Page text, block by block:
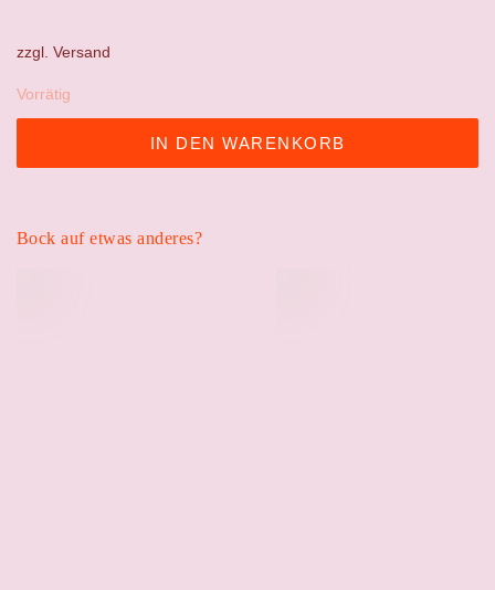
zzgl. Versand
Vorrätig
IN DEN WARENKORB
Bock auf etwas anderes?